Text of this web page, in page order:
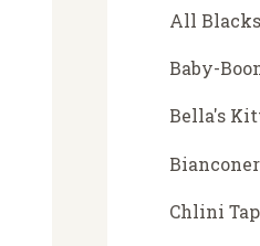
All
Baby-
Bella's
Chlini